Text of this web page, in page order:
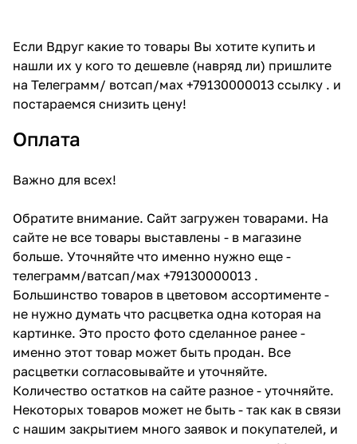
Если Вдруг какие то товары Вы хотите купить и
нашли их у кого то дешевле (навряд ли) пришлите
на Телеграмм/ вотсап/мах +79130000013 ссылку . и
постараемся снизить цену!
Оплата
Важно для всех!
Обратите внимание. Сайт загружен товарами. На
сайте не все товары выставлены - в магазине
больше. Уточняйте что именно нужно еще -
телеграмм/ватсап/мах +79130000013 .
Большинство товаров в цветовом ассортименте -
не нужно думать что расцветка одна которая на
картинке. Это просто фото сделанное ранее -
именно этот товар может быть продан. Все
расцветки согласовывайте и уточняйте.
Количество остатков на сайте разное - уточняйте.
Некоторых товаров может не быть - так как в связи
с нашим закрытием много заявок и покупателей, и